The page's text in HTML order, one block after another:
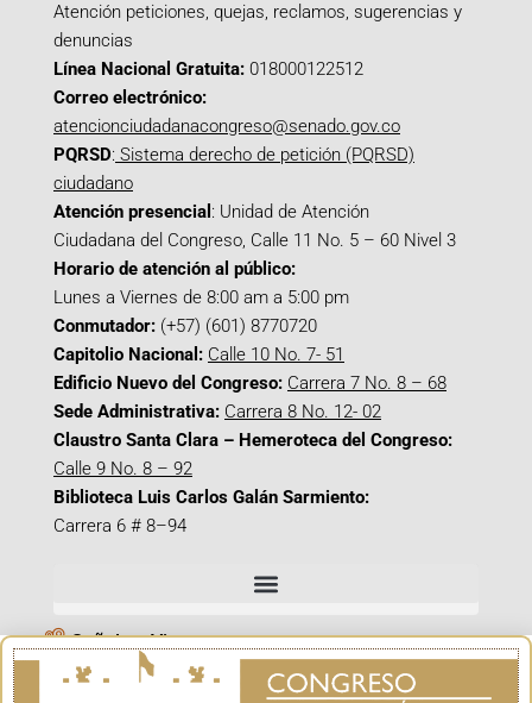
Atención peticiones, quejas, reclamos, sugerencias y
denuncias
Línea Nacional Gratuita: 018000122512
Correo electrónico:
atencionciudadanacongreso@senado.gov.co
PQRSD: Sistema derecho de petición (PQRSD)
ciudadano
Atención presencial : Unidad de Atención
Ciudadana del Congreso, Calle 11 No. 5 – 60 Nivel 3
Horario de atención al público:
Lunes a Viernes de 8:00 am a 5:00 pm
Conmutador: (+57) (601) 8770720
Capitolio Nacional: Calle 10 No. 7- 51
Edificio Nuevo del Congreso: Carrera 7 No. 8 – 68
Sede Administrativa: Carrera 8 No. 12- 02
Claustro Santa Clara – Hemeroteca del Congreso:
Calle 9 No. 8 – 92
Biblioteca Luis Carlos Galán Sarmiento:
Carrera 6 # 8–94
Señal en Vivo
Facebook_@CamaraColombia